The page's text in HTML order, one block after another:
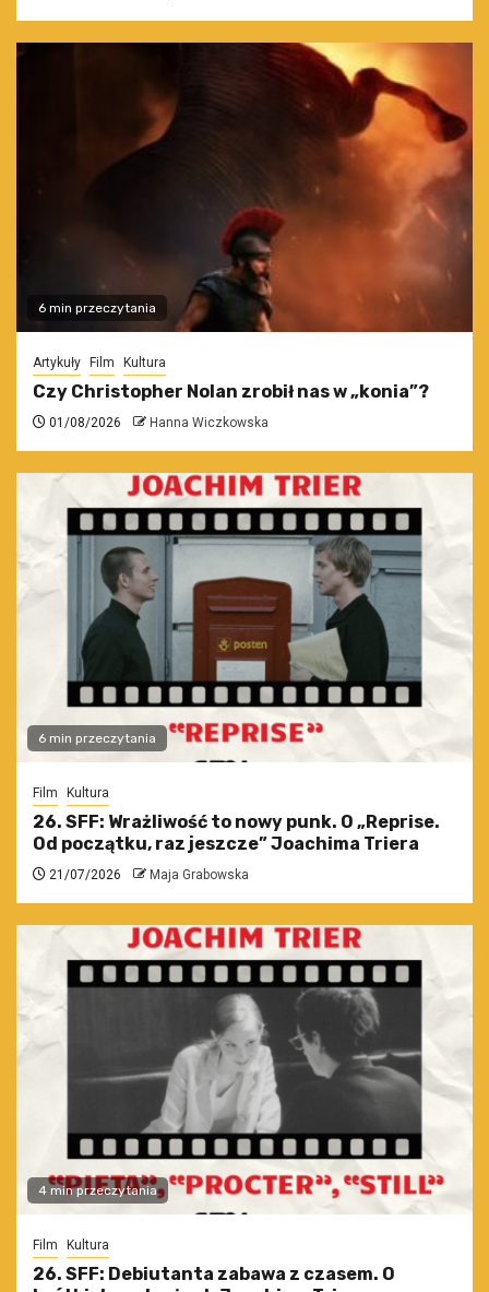
6 min przeczytania
Artykuły Film Kultura
Czy Christopher Nolan zrobił nas w „konia”?
01/08/2026 Hanna Wiczkowska
6 min przeczytania
Film Kultura
26. SFF: Wrażliwość to nowy punk. O „Reprise.
Od początku, raz jeszcze” Joachima Triera
21/07/2026 Maja Grabowska
4 min przeczytania
Film Kultura
26. SFF: Debiutanta zabawa z czasem. O